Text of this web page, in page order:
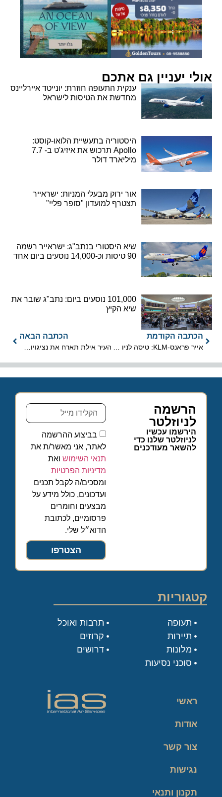
אולי יעניין גם אתכם
ענקית התעופה חוזרת: יונייטד איירליינס
מחדשת את הטיסות לישראל
היסטוריה בתעשיית הלואו-קוסט:
Apollo תרכוש את איזיג'ט ב- 7.7
מיליארד דולר
אור ירוק מבעלי המניות: ישראייר
תצטרף למועדון "סופר פליי"
שיא היסטורי בנתב"ג: ישראייר רשמה
90 טיסות וכ-14,000 נוסעים ביום אחד
101,000 נוסעים ביום: נתב"ג שובר את
שיא הקיץ
הכתבה הקודמת
אייר פראנס-KLM: טיסה לניו יורק החל מ-577 דולר
הכתבה הבאה
העיר אילת תארח את נציגויות המפרצים היפים בעולם
הרשמה
לניוזלטר
הירשמו עכשיו
לניוזלטר שלנו כדי
להשאר מעודכנים
בביצוע ההרשמה
לאתר, אני מאשר/ת את
תנאי השימושואת
מדיניות הפרטיות
ומסכים/ה לקבל תכנים
ועדכונים, כולל מידע על
מבצעים וחומרים
פרסומיים, לכתובת
הדוא״ל שלי.
הצטרפו
קטגוריות
תעופה
תיירות
מלונות
סוכני נסיעות
תרבות ואוכל
קרוזים
דרושים
ראשי
אודות
צור קשר
נגישות
תקנון ותנאי